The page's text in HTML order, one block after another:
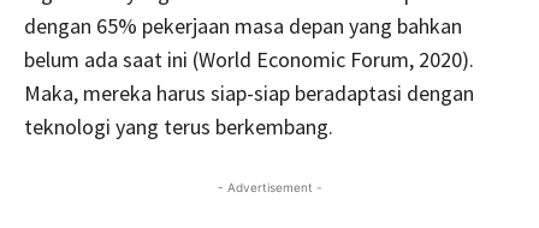
dengan 65% pekerjaan masa depan yang bahkan
belum ada saat ini (World Economic Forum, 2020).
Maka, mereka harus siap-siap beradaptasi dengan
teknologi yang terus berkembang.
- Advertisement -